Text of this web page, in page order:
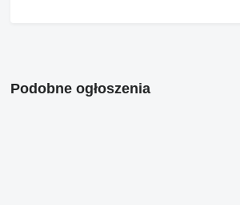
Podobne ogłoszenia